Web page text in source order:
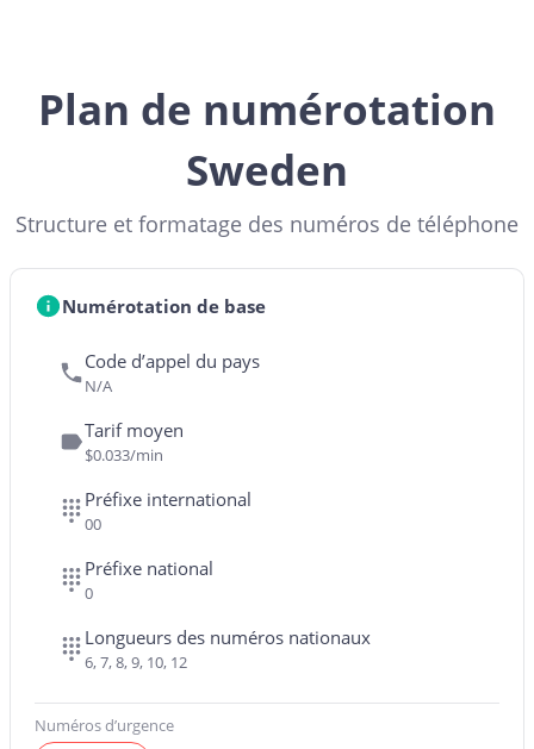
Plan de numérotation
Sweden
Structure et formatage des numéros de téléphone
Numérotation de base
Code d’appel du pays
N/A
Tarif moyen
$0.033/min
Préfixe international
00
Préfixe national
0
Longueurs des numéros nationaux
6, 7, 8, 9, 10, 12
Numéros d’urgence